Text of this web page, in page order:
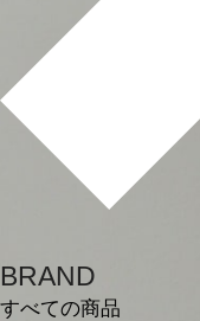
BRAND
すべての商品